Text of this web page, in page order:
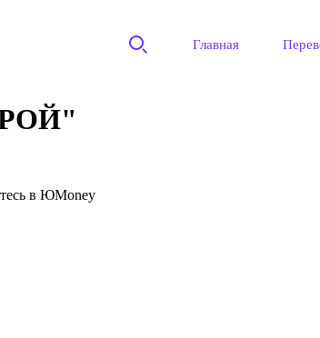
Главная
в ЮMoney